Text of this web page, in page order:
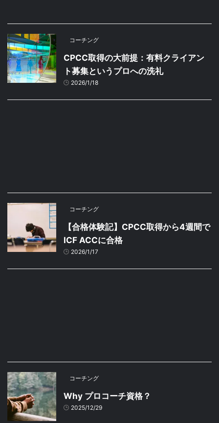
コーチング
CPCC取得の大前提：有料クライアン
ト募集というプロへの洗礼
2026/1/18
コーチング
【合格体験記】CPCC取得から4週間で
ICF ACCに合格
2026/1/17
コーチング
Why プロコーチ資格？
2025/12/29